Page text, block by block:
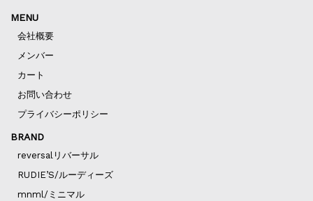
MENU
会社概要
メンバー
カート
お問い合わせ
プライバシーポリシー
BRAND
reversalリバーサル
RUDIE’S/ルーディーズ
mnml/ミニマル